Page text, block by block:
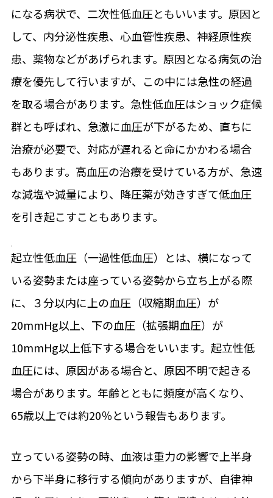
になる病状で、二次性低血圧ともいいます。原因と
して、内分泌性疾患、心血管性疾患、神経原性疾
患、薬物などがあげられます。原因となる病気の治
療を優先して行いますが、この中には急性の経過
を取る場合があります。急性低血圧はショック症候
群とも呼ばれ、急激に血圧が下がるため、直ちに
治療が必要で、対応が遅れると命にかかわる場合
もあります。高血圧の治療を受けている方が、急速
な減塩や減量により、降圧薬が効きすぎて低血圧
を引き起こすこともあります。
起立性低血圧（一過性低血圧）とは、横になって
いる姿勢または座っている姿勢から立ち上がる際
に、３分以内に上の血圧（収縮期血圧）が
20mmHg以上、下の血圧（拡張期血圧）が
10mmHg以上低下する場合をいいます。起立性低
血圧には、原因がある場合と、原因不明で起きる
場合があります。年齢とともに頻度が高くなり、
65歳以上では約20％という報告もあります。
立っている姿勢の時、血液は重力の影響で上半身
から下半身に移行する傾向がありますが、自律神